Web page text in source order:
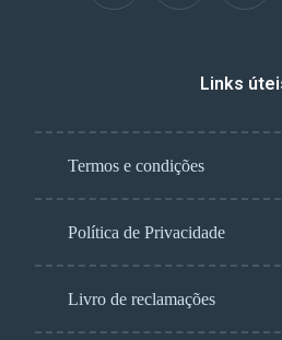
Links
Termos e condições
Política de Privacidade
Livro de reclamações